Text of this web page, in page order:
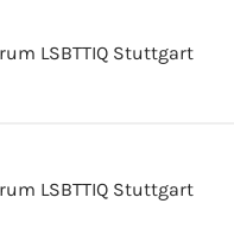
LSBTTIQ Stuttgart
LSBTTIQ Stuttgart